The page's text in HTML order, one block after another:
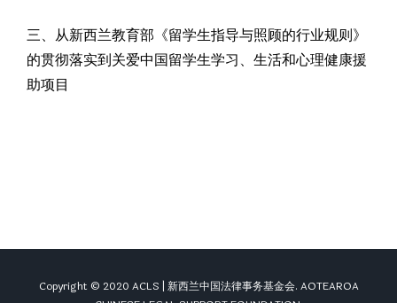
三、从新西兰教育部《留学生指导与照顾的行业规则》
的贯彻落实到关爱中国留学生学习、生活和心理健康援
助项目
Copyright © 2020 ACLS | 新西兰中国法律事务基金会. AOTEAROA